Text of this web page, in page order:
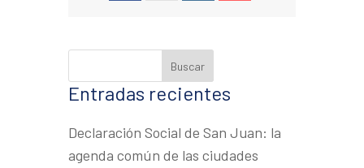
Entradas recientes
Declaración Social de San Juan: la
agenda común de las ciudades